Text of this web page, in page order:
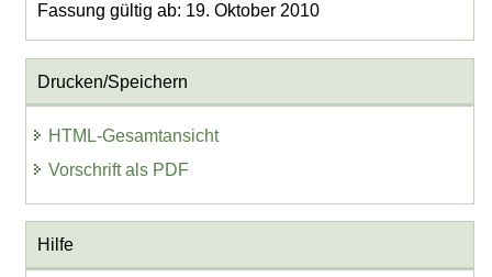
Fassung gültig ab: 19. Oktober 2010
Drucken/Speichern
HTML-Gesamtansicht
Vorschrift als PDF
Hilfe